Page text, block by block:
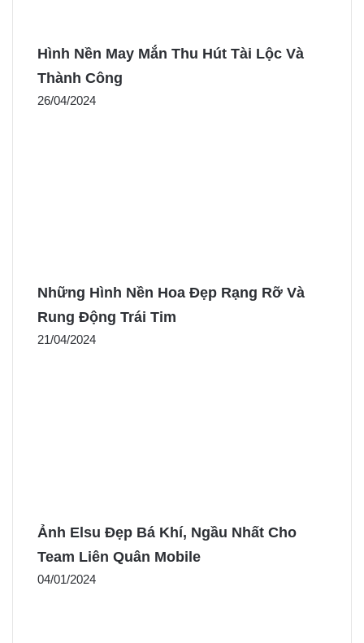
Hình Nền May Mắn Thu Hút Tài Lộc Và
Thành Công
26/04/2024
Những Hình Nền Hoa Đẹp Rạng Rỡ Và
Rung Động Trái Tim
21/04/2024
Ảnh Elsu Đẹp Bá Khí, Ngầu Nhất Cho
Team Liên Quân Mobile
04/01/2024